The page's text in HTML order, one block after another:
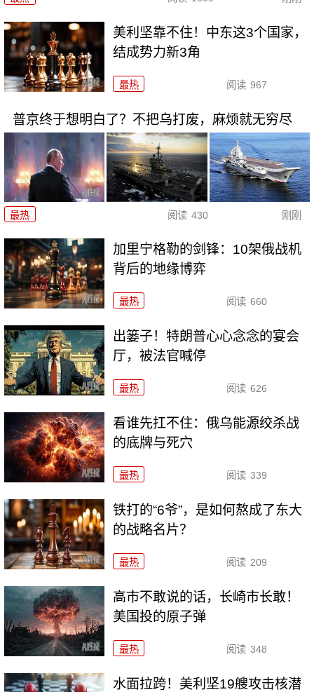
美利坚靠不住！中东这3个国家，
结成势力新3角
最热 阅读 967
普京终于想明白了？不把乌打废，麻烦就无穷尽
最热 阅读 430 刚刚
加里宁格勒的剑锋：10架俄战机
背后的地缘博弈
最热 阅读 660
出篓子！特朗普心心念念的宴会
厅，被法官喊停
最热 阅读 626
看谁先扛不住：俄乌能源绞杀战
的底牌与死穴
最热 阅读 339
铁打的“6爷”，是如何熬成了东大
的战略名片？
最热 阅读 209
高市不敢说的话，长崎市长敢！
美国投的原子弹
最热 阅读 348
水面拉跨！美利坚19艘攻击核潜